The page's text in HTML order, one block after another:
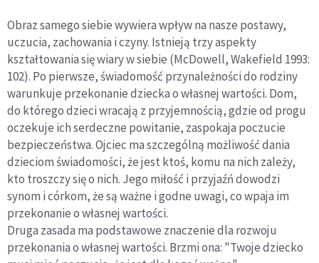
Obraz samego siebie wywiera wpływ na nasze postawy,
uczucia, zachowania i czyny. Istnieją trzy aspekty
kształtowania się wiary w siebie (McDowell, Wakefield 1993:
102). Po pierwsze, świadomość przynależności do rodziny
warunkuje przekonanie dziecka o własnej wartości. Dom,
do którego dzieci wracają z przyjemnością, gdzie od progu
oczekuje ich serdeczne powitanie, zaspokaja poczucie
bezpieczeństwa. Ojciec ma szczególną możliwość dania
dzieciom świadomości, że jest ktoś, komu na nich zależy,
kto troszczy się o nich. Jego miłość i przyjaźń dowodzi
synom i córkom, że są ważne i godne uwagi, co wpaja im
przekonanie o własnej wartości.
Druga zasada ma podstawowe znaczenie dla rozwoju
przekonania o własnej wartości. Brzmi ona: "Twoje dziecko